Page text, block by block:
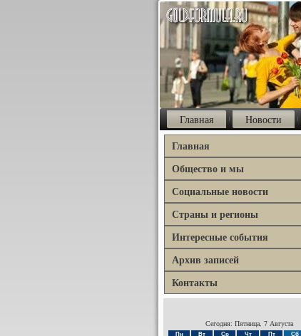
Главная Новости
Главная
Общество и мы
Социальные новости
Страны и регионы
Интересные события
Архив записей
Контакты
Сегодня: Пятница, 7 Августа
Пн Вт Ср Чт Пт Сб